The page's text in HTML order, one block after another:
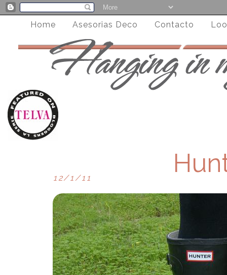
Home Asesorias Deco Contacto
12/1/11